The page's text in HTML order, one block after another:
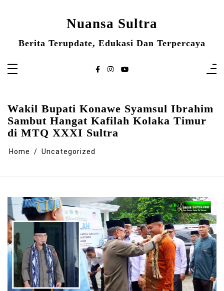
Nuansa Sultra
Berita Terupdate, Edukasi Dan Terpercaya
Wakil Bupati Konawe Syamsul Ibrahim
Sambut Hangat Kafilah Kolaka Timur
di MTQ XXXI Sultra
Home Uncategorized